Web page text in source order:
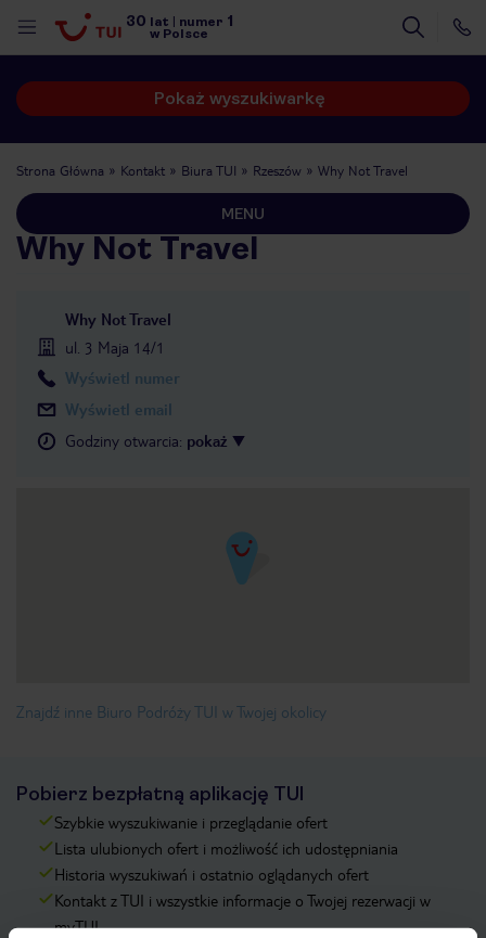
30 lat numer 1
w Polsce
Pokaż wyszukiwarkę
Strona Główna Kontakt Biura TUI Rzeszów Why Not Travel
MENU
Why Not Travel
Why Not Travel
ul. 3 Maja 14/1
Wyświetl numer
Wyświetl email
Godziny otwarcia: pokaż
Znajdź inne Biuro Podróży TUI w Twojej okolicy
Pobierz bezpłatną aplikację TUI
Szybkie wyszukiwanie i przeglądanie ofert
Lista ulubionych ofert i możliwość ich udostępniania
Historia wyszukiwań i ostatnio oglądanych ofert
Kontakt z TUI i wszystkie informacje o Twojej rezerwacji w
myTUI